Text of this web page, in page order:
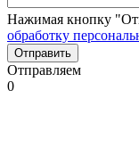
Нажимая кнопку
обработку
Отправляем
0